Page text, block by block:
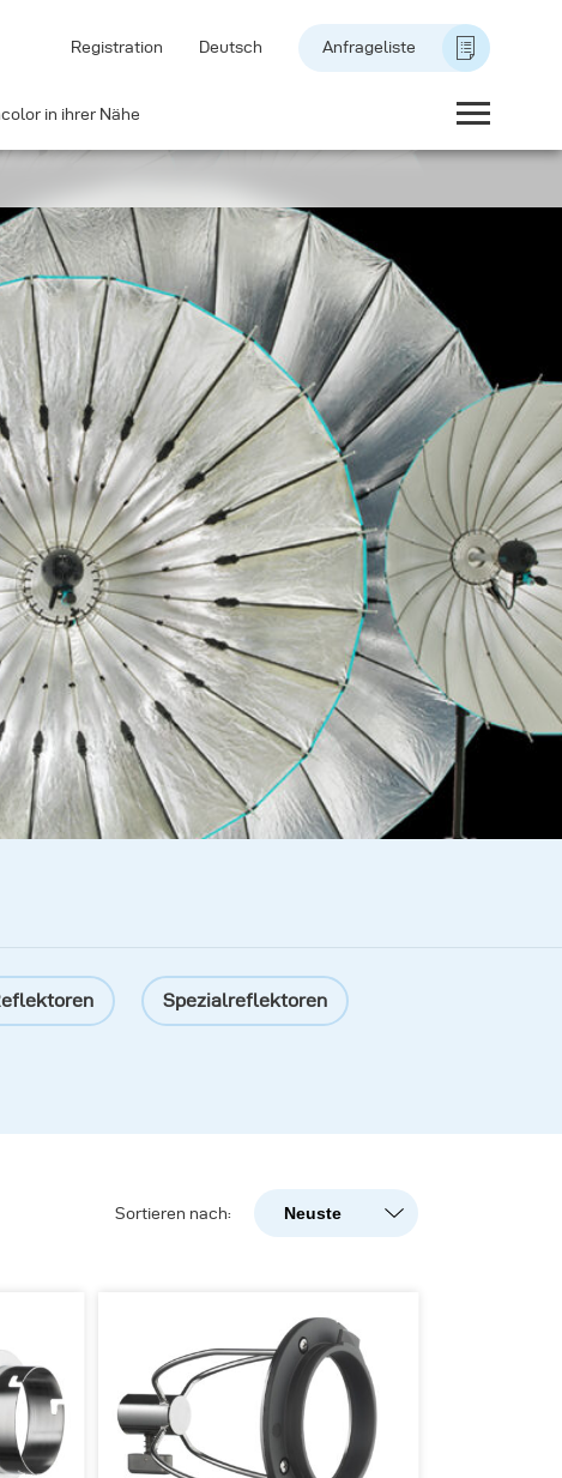
Registration Deutsch Anfrageliste
in ihrer Nähe
Spezialreflektoren
Sortieren nach: Neuste
Neuste
A-Z
Z-A